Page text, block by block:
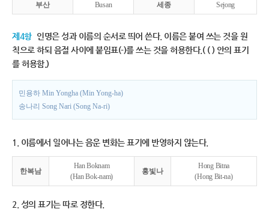
부산 Busan 세종 Sejong
제4항 인명은 성과 이름의 순서로 띄어 쓴다. 이름은 붙여 쓰는 것을 원
칙으로 하되 음절 사이에 붙임표(-)를 쓰는 것을 허용한다.( ( ) 안의 표기
를 허용함.)
민용하 Min Yongha (Min Yong-ha)
송나리 Song Nari (Song Na-ri)
1. 이름에서 일어나는 음운 변화는 표기에 반영하지 않는다.
한복남
Han Boknam
(Han Bok-nam)
홍빛나
Hong Bitna
(Hong Bit-na)
2. 성의 표기는 따로 정한다.